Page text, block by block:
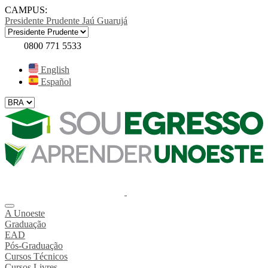
CAMPUS:
Presidente Prudente Jaú Guarujá
0800 771 5533
English
Español
A Unoeste
Graduação
EAD
Pós-Graduação
Cursos Técnicos